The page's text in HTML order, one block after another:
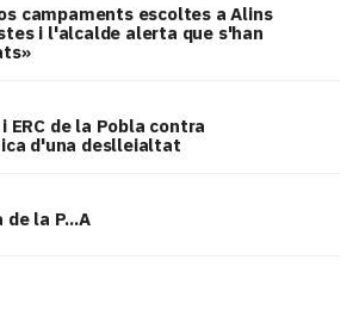
campaments escoltes a Alins
i l'alcalde alerta que s'han
ERC de la Pobla contra
d'una deslleialtat
la P...A